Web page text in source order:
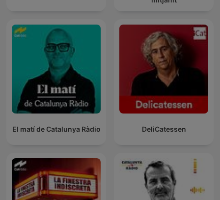
El matí de Catalunya Ràdio DeliCatessen